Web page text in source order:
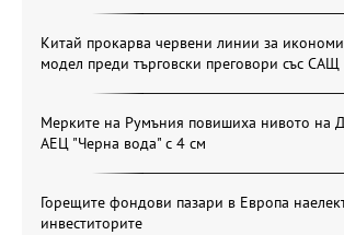
Китай прокарва червени линии за
модел преди търговски преговори със
Мерките на Румъния повишиха нивото на
АЕЦ "Черна вода" с 4 см
Горещите фондови пазари в Европа
инвеститорите